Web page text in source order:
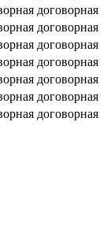
договорная
договорная
договорная
договорная
договорная
договорная
договорная